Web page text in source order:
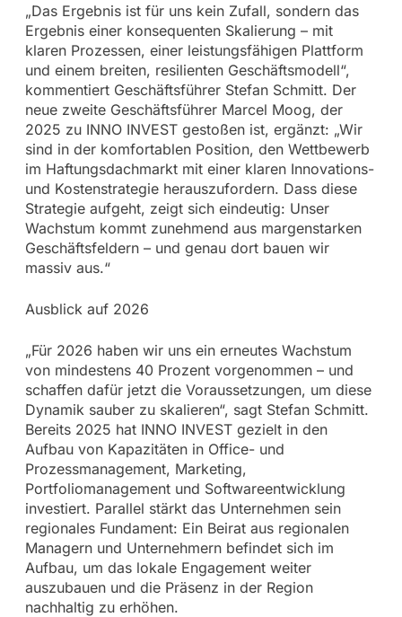
„Das Ergebnis ist für uns kein Zufall, sondern das
Ergebnis einer konsequenten Skalierung – mit
klaren Prozessen, einer leistungsfähigen Plattform
und einem breiten, resilienten Geschäftsmodell“,
kommentiert Geschäftsführer Stefan Schmitt. Der
neue zweite Geschäftsführer Marcel Moog, der
2025 zu INNO INVEST gestoßen ist, ergänzt: „Wir
sind in der komfortablen Position, den Wettbewerb
im Haftungsdachmarkt mit einer klaren Innovations-
und Kostenstrategie herauszufordern. Dass diese
Strategie aufgeht, zeigt sich eindeutig: Unser
Wachstum kommt zunehmend aus margenstarken
Geschäftsfeldern – und genau dort bauen wir
massiv aus.“
Ausblick auf 2026
„Für 2026 haben wir uns ein erneutes Wachstum
von mindestens 40 Prozent vorgenommen – und
schaffen dafür jetzt die Voraussetzungen, um diese
Dynamik sauber zu skalieren“, sagt Stefan Schmitt.
Bereits 2025 hat INNO INVEST gezielt in den
Aufbau von Kapazitäten in Office- und
Prozessmanagement, Marketing,
Portfoliomanagement und Softwareentwicklung
investiert. Parallel stärkt das Unternehmen sein
regionales Fundament: Ein Beirat aus regionalen
Managern und Unternehmern befindet sich im
Aufbau, um das lokale Engagement weiter
auszubauen und die Präsenz in der Region
nachhaltig zu erhöhen.